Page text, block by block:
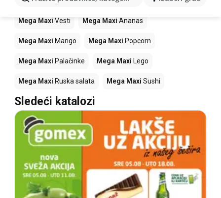
Maxi
Mega Maxi Vesti Mega Maxi Ananas
Mega Maxi Mango Mega Maxi Popcorn
Mega Maxi Palačinke Mega Maxi Lego
Mega Maxi Ruska salata Mega Maxi Sushi
Sledeći katalozi